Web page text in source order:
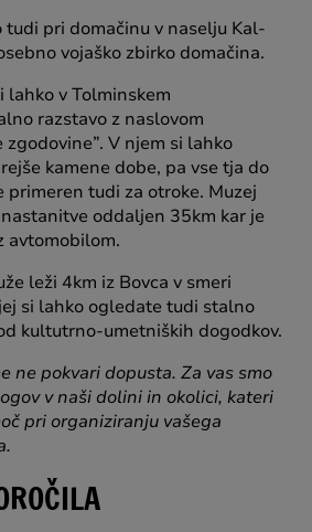
tudi pri domačinu v naselju Kal-
vojaško zbirko domačina.
lahko v Tolminskem
razstavo z naslovom
zgodovine”. V njem si lahko
kamene dobe, pa vse tja do
primeren tudi za otroke. Muzej
oddaljen 35km kar je
avtomobilom.
leži 4km iz Bovca v smeri
si lahko ogledate tudi stalno
kultutrno-umetniških dogodkov.
ne pokvari dopusta. Za vas smo
v naši dolini in okolici, kateri
pri organiziranju vašega